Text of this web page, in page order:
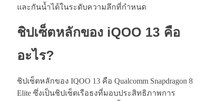
และกันน้ำได้ในระดับความลึกที่กำหนด
ชิปเซ็ตหลักของ iQOO 13 คือ
อะไร?
ชิปเซ็ตหลักของ IQOO 13 คือ Qualcomm Snapdragon 8
Elite ซึ่งเป็นชิปเซ็ตเรือธงที่มอบประสิทธิภาพการ